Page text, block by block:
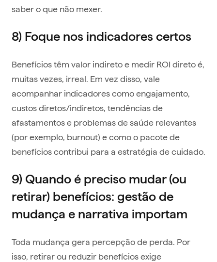
saber o que não mexer.
8) Foque nos indicadores certos
Benefícios têm valor indireto e medir ROI direto é,
muitas vezes, irreal. Em vez disso, vale
acompanhar indicadores como engajamento,
custos diretos/indiretos, tendências de
afastamentos e problemas de saúde relevantes
(por exemplo, burnout) e como o pacote de
benefícios contribui para a estratégia de cuidado.
9) Quando é preciso mudar (ou
retirar) benefícios: gestão de
mudança e narrativa importam
Toda mudança gera percepção de perda. Por
isso, retirar ou reduzir benefícios exige